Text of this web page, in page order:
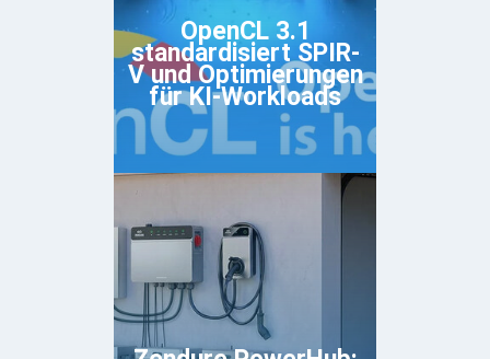
OpenCL 3.1
standardisiert SPIR-
V und Optimierungen
für KI-Workloads